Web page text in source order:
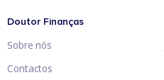
Doutor Finanças
Sobre nós
Contactos